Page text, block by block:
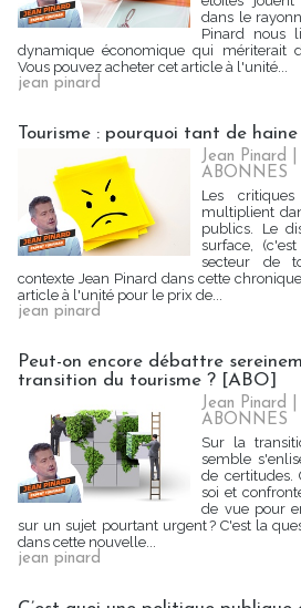
dans le
Pinard nous
dynamique économique qui mériterait
Vous pouvez acheter cet article à l'unité...
jean pinard
Tourisme : pourquoi tant de
Jean Pinard
ABONNES
Les
multiplient
publics. Le
surface,
secteur de
contexte Jean Pinard dans cette
article à l'unité pour le prix de...
jean pinard
Peut-on encore débattre
transition du tourisme ? [ABO]
Jean Pinard
ABONNES
Sur la
semble
de certitudes.
soi et
de vue pour
sur un sujet pourtant urgent ? C'est la
dans cette nouvelle...
jean pinard